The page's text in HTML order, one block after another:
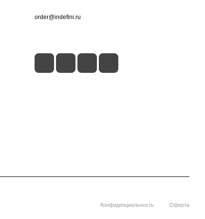
order@indefini.ru
Конфиденциальность Оферта